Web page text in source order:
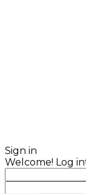
Sign in
Welcome! Log